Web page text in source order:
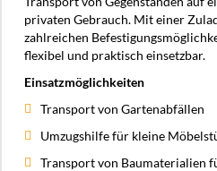
privaten Gebrauch. Mit einer
zahlreichen
flexibel und praktisch einsetzbar.
Einsatzmöglichkeiten
Transport von Gartenabfällen
Umzugshilfe für kleine
Transport von Baumaterialien